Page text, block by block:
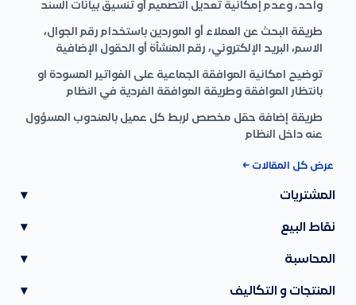
واحد، وعدم إمكانية تعديل التصميم أو تنسيق بيانات السند
طريقة البحث عن العملاء أو الموردين باستخدام رقم الجوال،
الاسم، البريد الإلكتروني، رقم المنشأة أو الحقول الإضافية
توضيح امكانية الموافقة الجماعية على الفواتير المسودة او
بانتظار الموافقة وطريقة الموافقة الفردية في النظام
طريقة إضافة حقل مخصص لربط كل عميل بالمندوب المسؤول
عنه داخل النظام
عرض كل المقالات ←
المشتريات ▾
نقاط البيع ▾
المحاسبة ▾
المنتجات و التكاليف ▾